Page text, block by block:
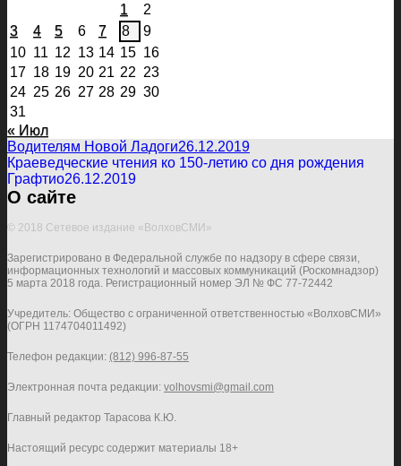
1
2
3
4 5 6 7 8
9
10 11 12 13 14 15 16
17 18 19 20 21 22 23
24 25 26 27 28 29 30
31
« Июл
Водителям Новой Ладоги26.12.2019
Краеведческие чтения ко 150-летию со дня рождения
Графтио26.12.2019
О сайте
© 2018 Сетевое издание «ВолховСМИ»
Зарегистрировано в Федеральной службе по надзору в сфере связи,
информационных технологий и массовых коммуникаций (Роскомнадзор)
5 марта 2018 года. Регистрационный номер ЭЛ № ФС 77-72442
Учредитель: Общество с ограниченной ответственностью «ВолховСМИ»
(ОГРН 1174704011492)
Телефон редакции: (812) 996-87-55
Электронная почта редакции: volhovsmi@gmail.com
Главный редактор Тарасова К.Ю.
Настоящий ресурс содержит материалы 18+